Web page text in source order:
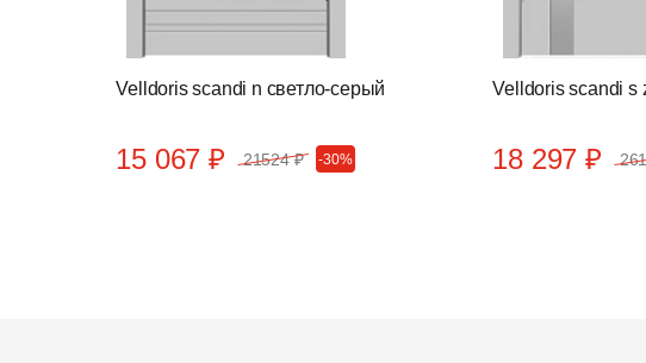
Velldoris scandi n светло-серый
15 067 ₽ 21524 ₽ -30%
Velldoris scandi s
18 297 ₽